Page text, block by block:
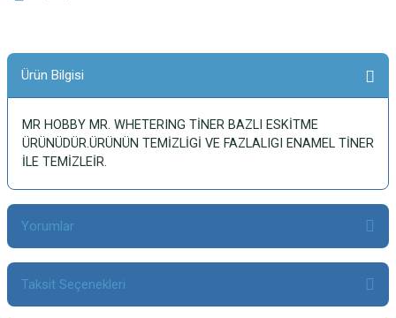
Ürün Bilgisi
MR HOBBY MR. WHETERING TİNER BAZLI ESKİTME
ÜRÜNÜDÜR.ÜRÜNÜN TEMİZLİGİ VE FAZLALIGI ENAMEL TİNER
İLE TEMİZLEİR.
Yorumlar
Bu ürüne ilk yorumu siz yapın!
Taksit Seçenekleri